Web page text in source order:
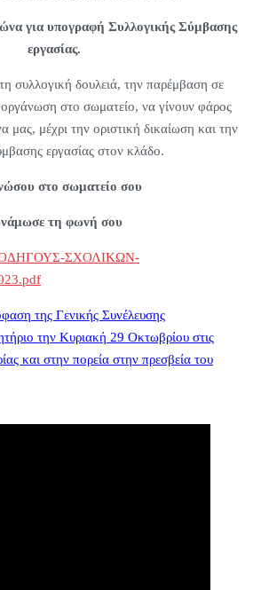
για υπογραφή Συλλογικής Σύμβασης
εργασίας.
συλλογική δουλειά, την παρέμβαση σε
στο σωματείο, να γίνουν φάρος
μας, μέχρι την οριστική δικαίωση και την
εργασίας στον κλάδο.
στο σωματείο σου
τη φωνή σου
ΣΧΟΛΙΚΩΝ-
της Γενικής Συνέλευσης
την Κυριακή 29 Οκτωβρίου στις
και στην πορεία στην πρεσβεία του